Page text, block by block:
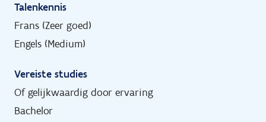
Talenkennis
Frans (Zeer goed)
Engels (Medium)
Vereiste studies
Of gelijkwaardig door ervaring
Bachelor